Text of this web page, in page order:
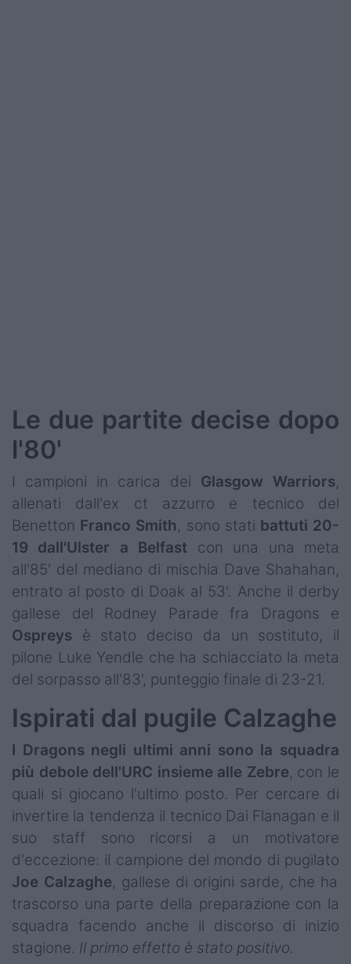
Le due partite decise dopo
l'80'
I campioni in carica dei Glasgow Warriors,
allenati dall'ex ct azzurro e tecnico del
Benetton Franco Smith, sono stati battuti 20-
19 dall'Ulster a Belfast con una una meta
all'85' del mediano di mischia Dave Shahahan,
entrato al posto di Doak al 53'. Anche il derby
gallese del Rodney Parade fra Dragons e
Ospreys è stato deciso da un sostituto, il
pilone Luke Yendle che ha schiacciato la meta
del sorpasso all'83', punteggio finale di 23-21.
Ispirati dal pugile Calzaghe
I Dragons negli ultimi anni sono la squadra
più debole dell'URC insieme alle Zebre, con le
quali si giocano l'ultimo posto. Per cercare di
invertire la tendenza il tecnico Dai Flanagan e il
suo staff sono ricorsi a un motivatore
d'eccezione: il campione del mondo di pugilato
Joe Calzaghe, gallese di origini sarde, che ha
trascorso una parte della preparazione con la
squadra facendo anche il discorso di inizio
stagione. Il primo effetto è stato positivo.